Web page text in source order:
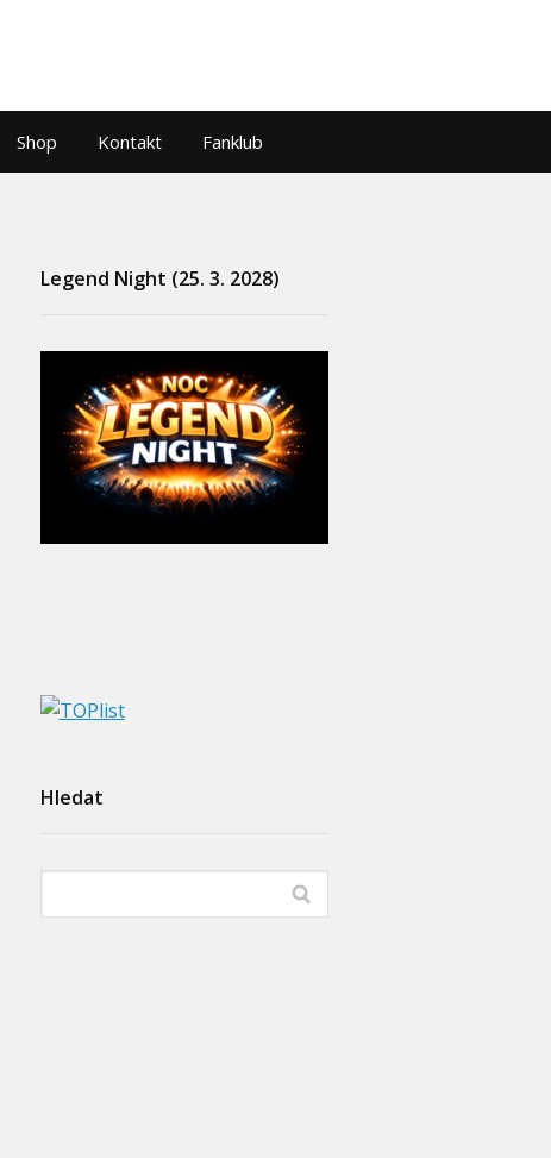
Shop Kontakt Fanklub
Legend Night (25. 3. 2028)
Hledat